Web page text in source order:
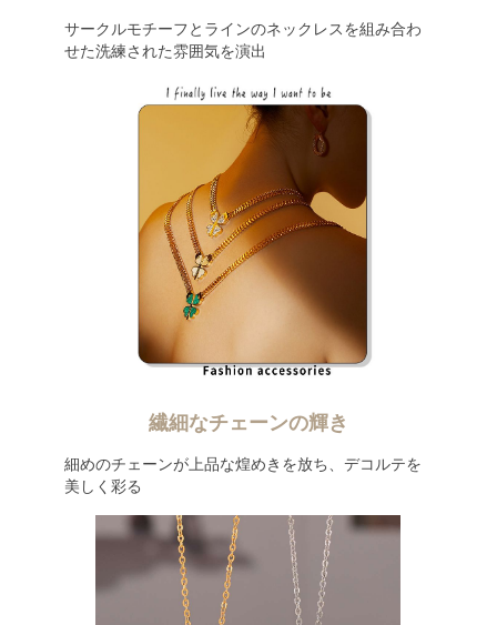
サークルモチーフとラインのネックレスを組み合わ
せた洗練された雰囲気を演出
繊細なチェーンの輝き
細めのチェーンが上品な煌めきを放ち、デコルテを
美しく彩る